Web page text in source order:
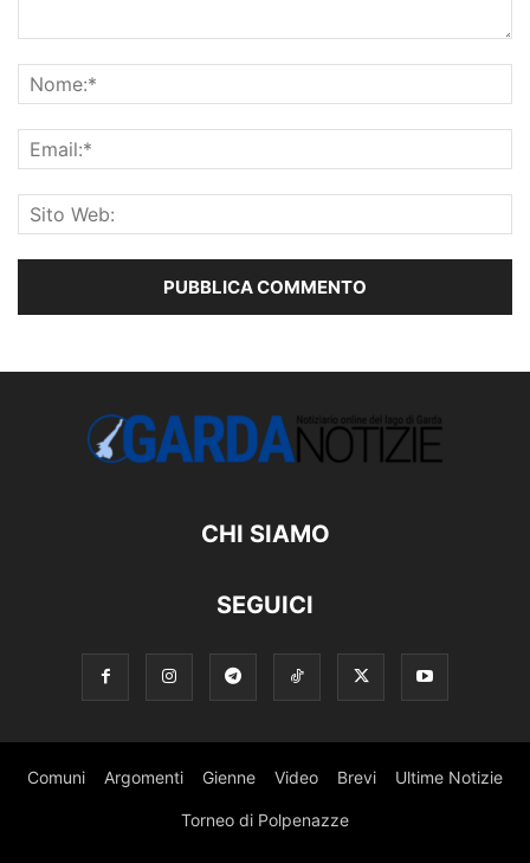
CHI SIAMO
SEGUICI
Comuni Argomenti Gienne Video Brevi Ultime Notizie
Torneo di Polpenazze